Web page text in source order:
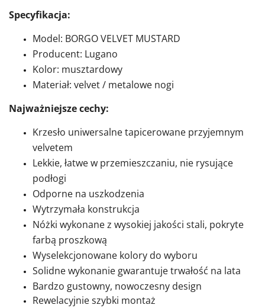
Specyfikacja:
Model: BORGO VELVET MUSTARD
Producent: Lugano
Kolor: musztardowy
Materiał: velvet / metalowe nogi
Najważniejsze cechy:
Krzesło uniwersalne tapicerowane przyjemnym
velvetem
Lekkie, łatwe w przemieszczaniu, nie rysujące
podłogi
Odporne na uszkodzenia
Wytrzymała konstrukcja
Nóżki wykonane z wysokiej jakości stali, pokryte
farbą proszkową
Wyselekcjonowane kolory do wyboru
Solidne wykonanie gwarantuje trwałość na lata
Bardzo gustowny, nowoczesny design
Rewelacyjnie szybki montaż